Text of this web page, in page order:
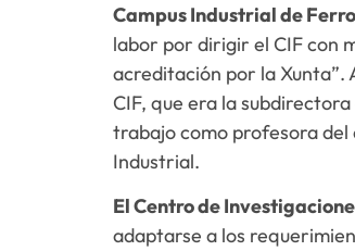
Campus Industrial de
labor por dirigir el CIF con
acreditación por la Xunta”.
CIF, que era la
trabajo como profesora del
Industrial.
El Centro de
adaptarse a los